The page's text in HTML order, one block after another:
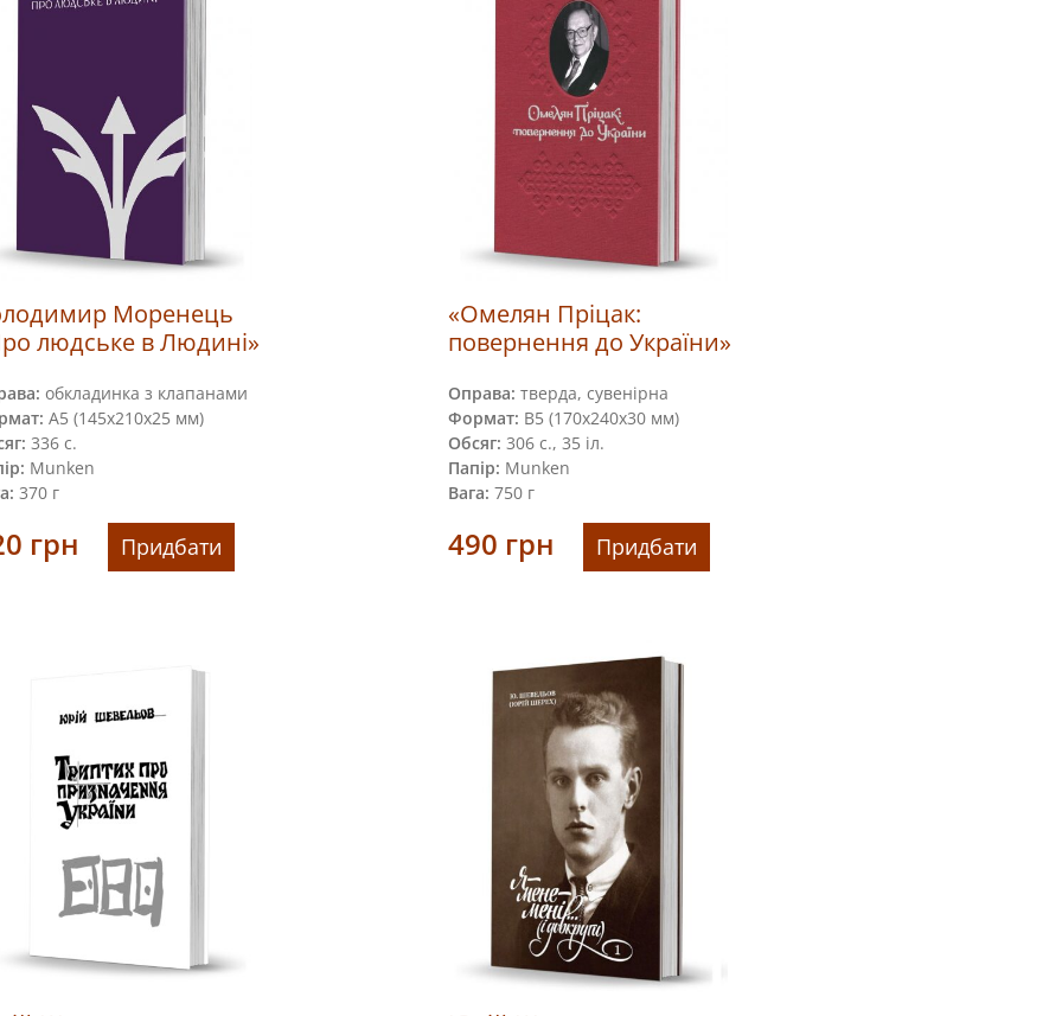
Моренець
людське в Людині»
обкладинка з клапанами
А5 (145х210х25 мм)
336 с.
Munken
370 г
грн Придбати
«Омелян Пріцак:
повернення до України»
Оправа: тверда, сувенірна
Формат: В5 (170х240х30 мм)
Обсяг: 306 с., 35 іл.
Папір: Munken
Вага: 750 г
490 грн Придбати